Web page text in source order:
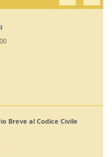
Breve al Codice Civile